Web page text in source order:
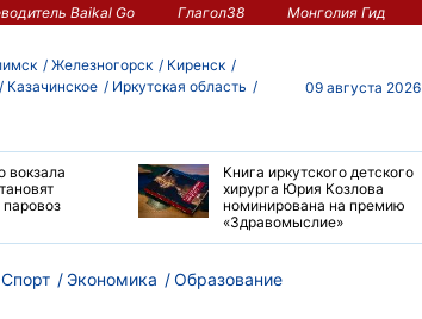
Baikal Go Глагол38 Монголия Гид
Железногорск
Киренск
Казачинское
Иркутская область
09 августа 2026
вокзала
Книга иркутского детского
хирурга Юрия Козлова
номинирована на премию
«Здравомыслие»
Спорт Экономика Образование